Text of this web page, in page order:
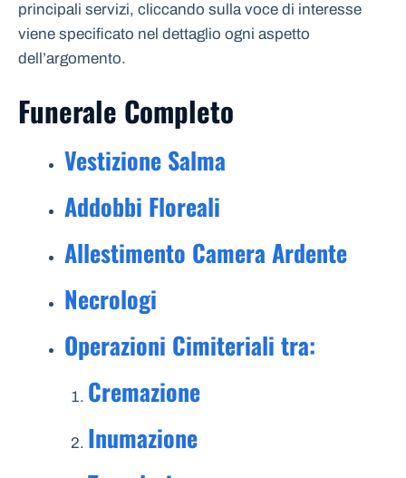
principali servizi, cliccando sulla voce di interesse
viene specificato nel dettaglio ogni aspetto
dell’argomento.
Funerale Completo
Vestizione Salma
Addobbi Floreali
Allestimento Camera Ardente
Necrologi
Operazioni Cimiteriali tra:
Cremazione
Inumazione